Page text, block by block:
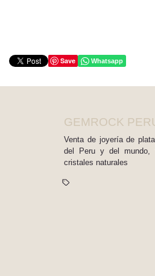
Save Whatsapp
GEMROCK
Venta de joyería de
del Peru y del mundo,
cristales naturales